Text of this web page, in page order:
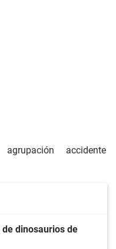
agrupación accidente
dinosaurios de